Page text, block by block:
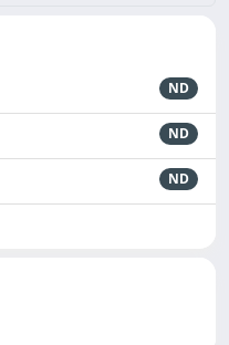
ND
ND
ND